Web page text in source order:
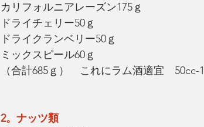
カリフォルニアレーズン175ｇ
ドライチェリー50ｇ
ドライクランベリー50ｇ
ミックスピール60ｇ
（合計685ｇ）　これにラム酒適宜　50cc-
2。ナッツ類